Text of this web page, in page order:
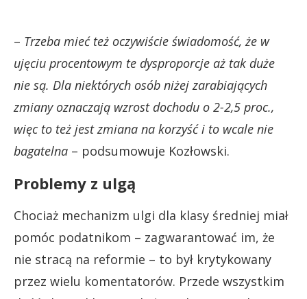
– Trzeba mieć też oczywiście świadomość, że w
ujęciu procentowym te dysproporcje aż tak duże
nie są. Dla niektórych osób niżej zarabiających
zmiany oznaczają wzrost dochodu o 2-2,5 proc.,
więc to też jest zmiana na korzyść i to wcale nie
bagatelna – podsumowuje Kozłowski.
Problemy z ulgą
Chociaż mechanizm ulgi dla klasy średniej miał
pomóc podatnikom – zagwarantować im, że
nie stracą na reformie – to był krytykowany
przez wielu komentatorów. Przede wszystkim